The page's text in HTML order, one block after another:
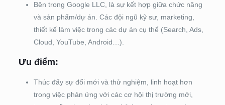
Bên trong Google LLC, là sự kết hợp giữa chức năng
và sản phẩm/dự án. Các đội ngũ kỹ sư, marketing,
thiết kế làm việc trong các dự án cụ thể (Search, Ads,
Cloud, YouTube, Android…).
Ưu điểm:
Thúc đẩy sự đổi mới và thử nghiệm, linh hoạt hơn
trong việc phản ứng với các cơ hội thị trường mới,